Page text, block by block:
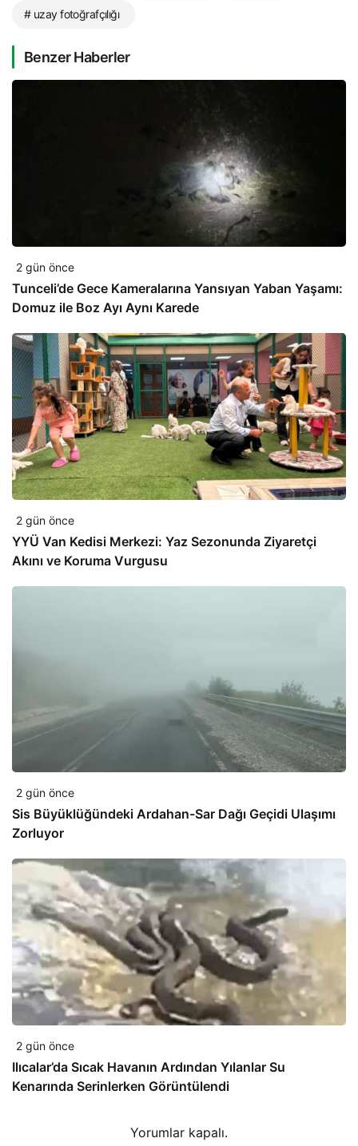
# uzay fotoğrafçılığı
Benzer Haberler
2 gün önce
Tunceli’de Gece Kameralarına Yansıyan Yaban Yaşamı:
Domuz ile Boz Ayı Aynı Karede
2 gün önce
YYÜ Van Kedisi Merkezi: Yaz Sezonunda Ziyaretçi
Akını ve Koruma Vurgusu
2 gün önce
Sis Büyüklüğündeki Ardahan-Sar Dağı Geçidi Ulaşımı
Zorluyor
2 gün önce
Ilıcalar’da Sıcak Havanın Ardından Yılanlar Su
Kenarında Serinlerken Görüntülendi
Yorumlar kapalı.